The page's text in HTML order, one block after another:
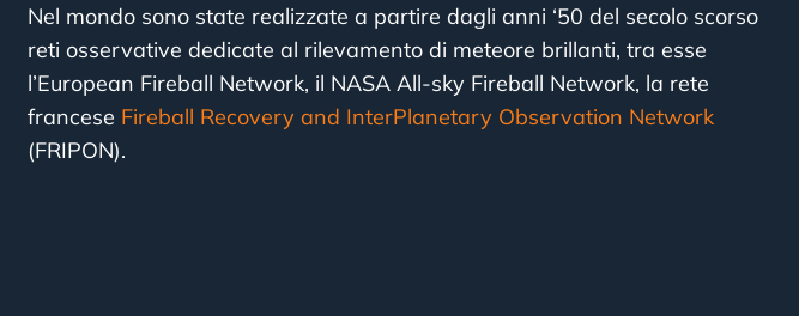
Nel mondo sono state realizzate a partire dagli anni ‘50 del secolo scorso
reti osservative dedicate al rilevamento di meteore brillanti, tra esse
l’European Fireball Network, il NASA All-sky Fireball Network, la rete
francese Fireball Recovery and InterPlanetary Observation Network
(FRIPON).